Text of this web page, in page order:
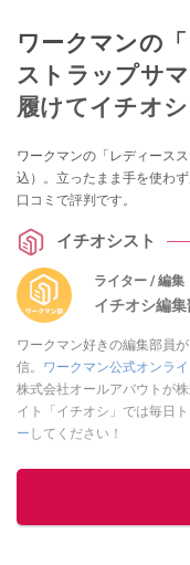
ワークマンの
ストラップサ
履けてイチオ
ワークマンの「レディース
込）。立ったまま手を使わ
口コミで評判です。
イチオシスト
ライター / 編集
イチオシ編
ワークマン好きの編集部員
信。 ワークマン公式オンラ
株式会社オールアバウトが
イト「イチオシ」では毎日
ー してください！